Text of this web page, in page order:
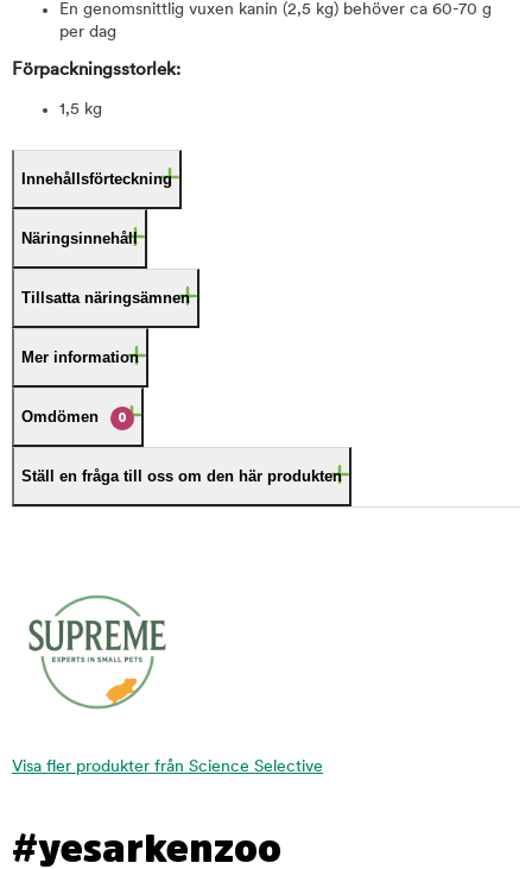
En genomsnittlig vuxen kanin (2,5 kg) behöver ca 60-70 g
per dag
Förpackningsstorlek:
1,5 kg
Innehållsförteckning
Näringsinnehåll
Tillsatta näringsämnen
Mer information
Omdömen 0
Ställ en fråga till oss om den här produkten
Visa fler produkter från Science Selective
#yesarkenzoo